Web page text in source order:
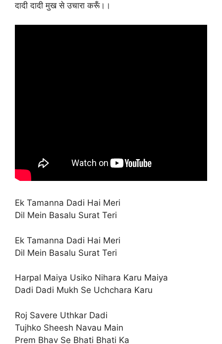
दादी दादी मुख से उचारा करूँ।।
Ek Tamanna Dadi Hai Meri
Dil Mein Basalu Surat Teri
Ek Tamanna Dadi Hai Meri
Dil Mein Basalu Surat Teri
Harpal Maiya Usiko Nihara Karu Maiya
Dadi Dadi Mukh Se Uchchara Karu
Roj Savere Uthkar Dadi
Tujhko Sheesh Navau Main
Prem Bhav Se Bhati Bhati Ka